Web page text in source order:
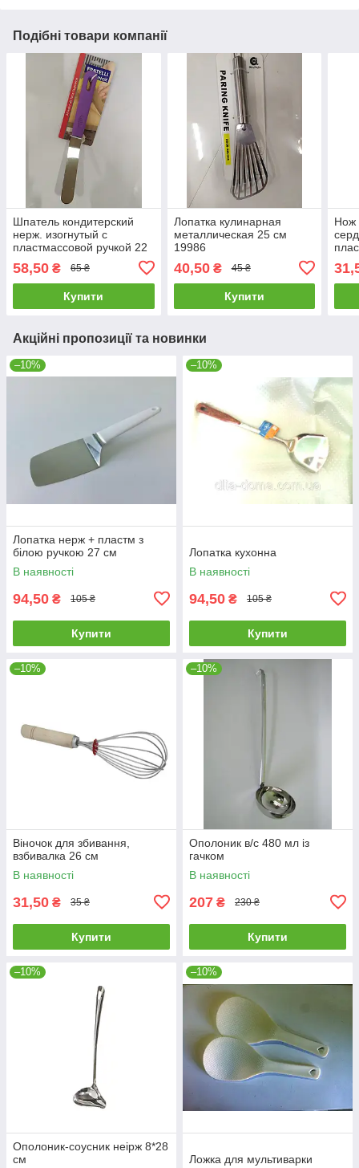
Подібні товари компанії
Шпатель кондитерский
нерж. изогнутый с
пластмассовой ручкой 22
58,50 ₴ 65 ₴
Купити
Лопатка кулинарная
металлическая 25 см
19986
40,50₴ 45 ₴
Купити
Нож
Акційні пропозиції та новинки
–10%
Лопатка нерж + пластм з
білою ручкою 27 см
В наявності
94,50 ₴ 105 ₴
Купити
–10%
Лопатка кухонна
В наявності
94,50 ₴ 105 ₴
Купити
–10%
Віночок для збивання,
взбивалка 26 см
В наявності
31,50 ₴ 35 ₴
Купити
–10%
Ополоник в/с 480 мл із
гачком
В наявності
207 ₴ 230 ₴
Купити
–10%
Ополоник-соусник неірж 8*28
см
–10%
Ложка для мультиварки